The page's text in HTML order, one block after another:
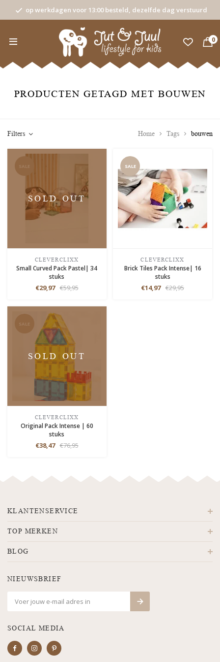
op werkdagen voor 13:00 besteld, dezelfde dag verstuurd
0
PRODUCTEN GETAGD MET BOUWEN
Filters Home Tags bouwen
SALE
SOLD OUT
CLEVERCLIXX
Small Curved Pack Pastel| 34
stuks
€29,97 €59,95
SALE
CLEVERCLIXX
Brick Tiles Pack Intense| 16
stuks
€14,97 €29,95
SALE
SOLD OUT
CLEVERCLIXX
Original Pack Intense | 60
stuks
€38,47 €76,95
KLANTENSERVICE
TOP MERKEN
BLOG
NIEUWSBRIEF
SOCIAL MEDIA